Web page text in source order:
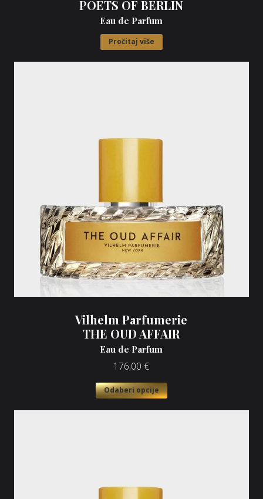
POETS OF BERLIN
Eau de Parfum
Pročitaj više
Vilhelm Parfumerie
THE OUD AFFAIR
Eau de Parfum
176,00 €
Odaberi opcije